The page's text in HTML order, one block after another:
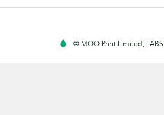
© MOO Print Limited,